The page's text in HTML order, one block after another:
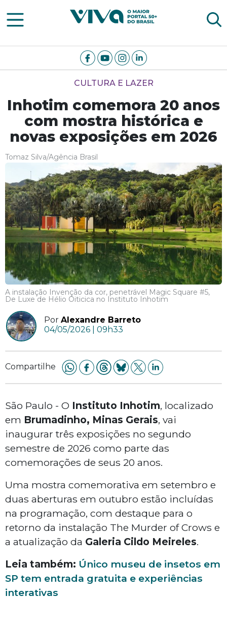
Viva Notícias
CULTURA E LAZER
Inhotim comemora 20 anos
com mostra histórica e
novas exposições em 2026
Tomaz Silva/Agência Brasil
A instalação Invenção da cor, penetrável Magic Square #5,
De Luxe de Hélio Oiticica no Instituto Inhotim
Por Alexandre Barreto
04/05/2026 | 09h33
Compartilhe
São Paulo - O Instituto Inhotim, localizado
em Brumadinho, Minas Gerais, vai
inaugurar três exposições no segundo
semestre de 2026 como parte das
comemorações de seus 20 anos.
Uma mostra comemorativa em setembro e
duas aberturas em outubro estão incluídas
na programação, com destaque para o
retorno da instalação The Murder of Crows e
a atualização da Galeria Cildo Meireles.
Leia também: Único museu de insetos em
SP tem entrada gratuita e experiências
interativas